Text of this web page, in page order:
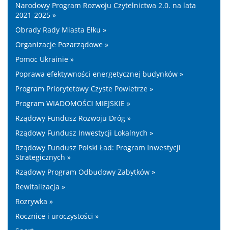
Narodowy Program Rozwoju Czytelnictwa 2.0. na lata
2021-2025 »
Obrady Rady Miasta Ełku »
Organizacje Pozarządowe »
Pomoc Ukrainie »
Poprawa efektywności energetycznej budynków »
Program Priorytetowy Czyste Powietrze »
Program WIADOMOŚCI MIEJSKIE »
Rządowy Fundusz Rozwoju Dróg »
Rządowy Fundusz Inwestycji Lokalnych »
Rządowy Fundusz Polski Ład: Program Inwestycji
Strategicznych »
Rządowy Program Odbudowy Zabytków »
Rewitalizacja »
Rozrywka »
Rocznice i uroczystości »